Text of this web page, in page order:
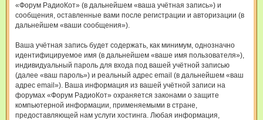
«Форум РадиоКот» (в дальнейшем «ваша учётная запись») и
сообщения, оставленные вами после регистрации и авторизации (в
дальнейшем «ваши сообщения»).
Ваша учётная запись будет содержать, как минимум, однозначно
идентифицируемое имя (в дальнейшем «ваше имя пользователя»),
индивидуальный пароль для входа под вашей учётной записью
(далее «ваш пароль») и реальный адрес email (в дальнейшем «ваш
адрес email»). Ваша информация из вашей учётной записи на
форумах «Форум РадиоКот» охраняется законами о защите
компьютерной информации, применяемыми в стране,
предоставляющей нам услуги хостинга. Любая информация,